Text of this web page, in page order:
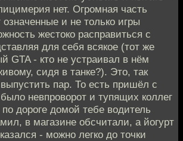
нет. Огромная часть
и не только игры
жестоко расправиться с
для себя всякое (тот же
GTA - кто не устраивал в нём
сидя в танке?). Это, так
пар. То есть пришёл с
невпроворот и тупящих коллег
дороге домой тебе водитель
в магазине обсчитали, а йогурт
- можно легко до точки